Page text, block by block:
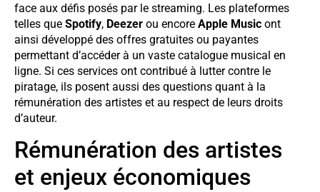
face aux défis posés par le streaming. Les plateformes
telles que Spotify, Deezer ou encore Apple Music ont
ainsi développé des offres gratuites ou payantes
permettant d’accéder à un vaste catalogue musical en
ligne. Si ces services ont contribué à lutter contre le
piratage, ils posent aussi des questions quant à la
rémunération des artistes et au respect de leurs droits
d’auteur.
Rémunération des artistes
et enjeux économiques